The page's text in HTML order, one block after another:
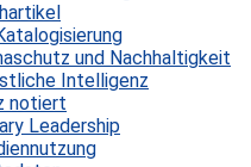
und Nachhaltigkeit
Intelligenz
notiert
Leadership
und
Die